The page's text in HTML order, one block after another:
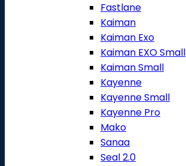
Fastlane
Kaiman
Kaiman Exo
Kaiman EXO Small
Kaiman Small
Kayenne
Kayenne Small
Kayenne Pro
Mako
Sanaa
Seal 2.0